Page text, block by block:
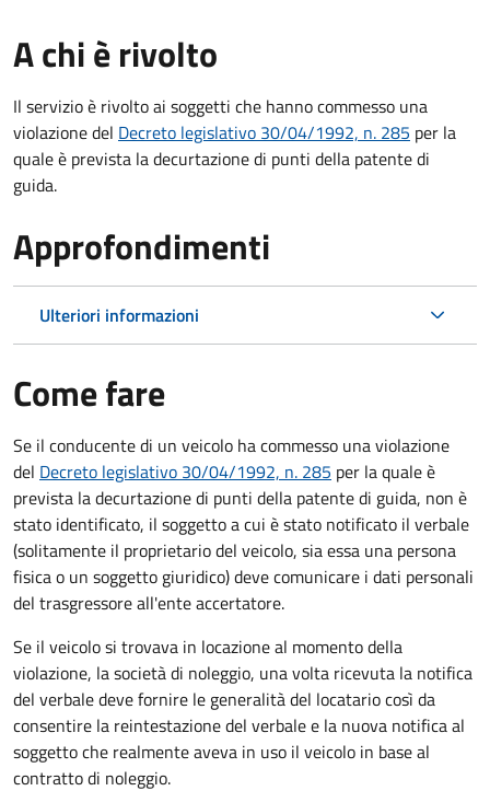
A chi è rivolto
Il servizio è rivolto ai soggetti che hanno commesso una
violazione del Decreto legislativo 30/04/1992, n. 285 per la
quale è prevista la decurtazione di punti della patente di
guida.
Approfondimenti
Ulteriori informazioni
Come fare
Se il conducente di un veicolo ha commesso una violazione
del Decreto legislativo 30/04/1992, n. 285 per la quale è
prevista la decurtazione di punti della patente di guida, non è
stato identificato, il soggetto a cui è stato notificato il verbale
(solitamente il proprietario del veicolo, sia essa una persona
fisica o un soggetto giuridico) deve comunicare i dati personali
del trasgressore all'ente accertatore.
Se il veicolo si trovava in locazione al momento della
violazione, la società di noleggio, una volta ricevuta la notifica
del verbale deve fornire le generalità del locatario così da
consentire la reintestazione del verbale e la nuova notifica al
soggetto che realmente aveva in uso il veicolo in base al
contratto di noleggio.